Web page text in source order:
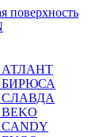
поверхность
АТЛАНТ
БИРЮСА
СЛАВДА
BEKO
CANDY